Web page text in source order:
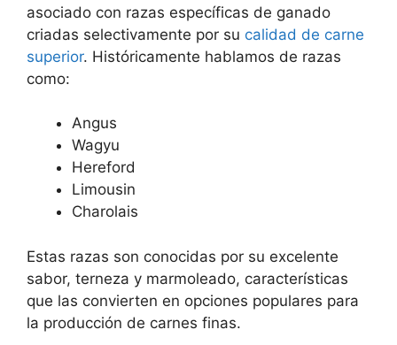
asociado con razas específicas de ganado
criadas selectivamente por su calidad de carne
superior. Históricamente hablamos de razas
como:
Angus
Wagyu
Hereford
Limousin
Charolais
Estas razas son conocidas por su excelente
sabor, terneza y marmoleado, características
que las convierten en opciones populares para
la producción de carnes finas.